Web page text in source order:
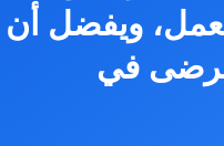
ويفضل أن
مرضى في